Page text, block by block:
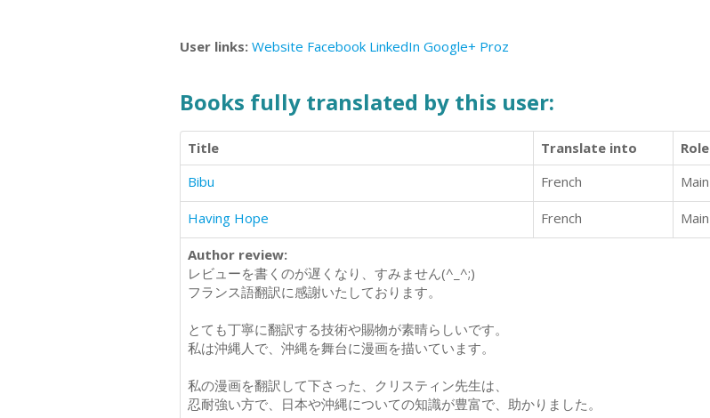
User links: Website Facebook LinkedIn Google+ Proz
Books fully translated by this user:
Title Translate into Role
Bibu
French
Having Hope French
Author review:
レビューを書くのが遅くなり、すみません(^_^;)
フランス語翻訳に感謝いたしております。
とても丁寧に翻訳する技術や賜物が素晴らしいです。
私は沖縄人で、沖縄を舞台に漫画を描いています。
私の漫画を翻訳して下さった、クリスティン先生は、
忍耐強い方で、日本や沖縄についての知識が豊富で、助かりました。